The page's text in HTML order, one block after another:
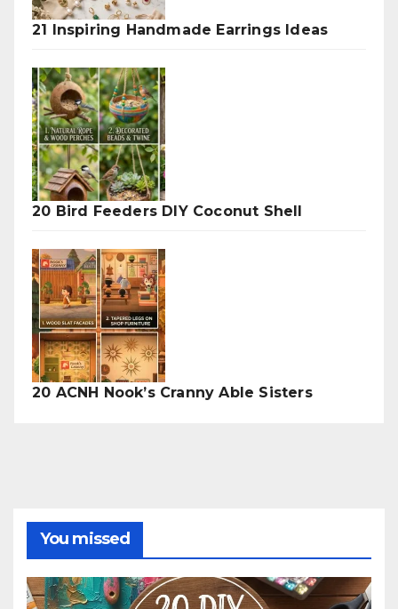
21 Inspiring Handmade Earrings Ideas
20 Bird Feeders DIY Coconut Shell
20 ACNH Nook’s Cranny Able Sisters
You missed